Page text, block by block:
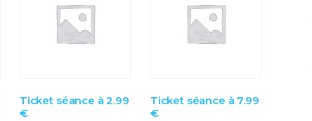
Ticket séance à 2.99
€
Ticket séance à 7.99
€